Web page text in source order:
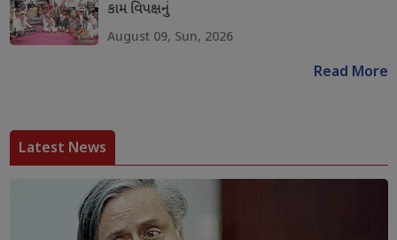
કામ વિપક્ષનું
August 09, Sun, 2026
Read More
Latest News